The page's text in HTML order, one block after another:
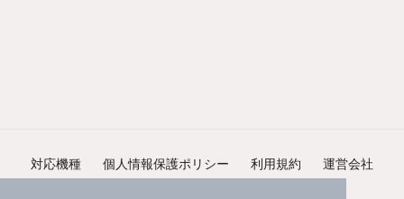
対応機種 個人情報保護ポリシー 利用規約 運営会社